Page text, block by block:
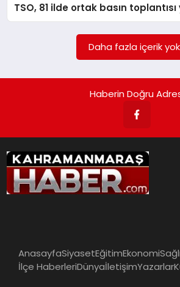
SPOR
YAZARLAR
KÜNYE
TSO, 81 ilde ortak basın toplantısı
Daha fazla içerik
Haberin Doğru
AnasayfaSiyasetEğitimEkonomi
İlçe HaberleriDünyaİletişimYazarlar